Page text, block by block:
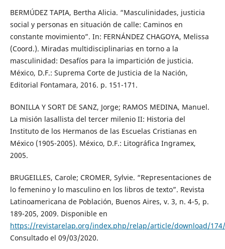
BERMÚDEZ TAPIA, Bertha Alicia. “Masculinidades, justicia
social y personas en situación de calle: Caminos en
constante movimiento”. In: FERNÁNDEZ CHAGOYA, Melissa
(Coord.). Miradas multidisciplinarias en torno a la
masculinidad: Desafíos para la impartición de justicia.
México, D.F.: Suprema Corte de Justicia de la Nación,
Editorial Fontamara, 2016. p. 151-171.
BONILLA Y SORT DE SANZ, Jorge; RAMOS MEDINA, Manuel.
La misión lasallista del tercer milenio II: Historia del
Instituto de los Hermanos de las Escuelas Cristianas en
México (1905-2005). México, D.F.: Litográfica Ingramex,
2005.
BRUGEILLES, Carole; CROMER, Sylvie. “Representaciones de
lo femenino y lo masculino en los libros de texto”. Revista
Latinoamericana de Población, Buenos Aires, v. 3, n. 4-5, p.
189-205, 2009. Disponible en
https://revistarelap.org/index.php/relap/article/download/
Consultado el 09/03/2020.